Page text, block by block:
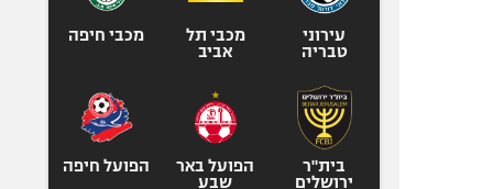
ספורט אולימפי
עירוני
טבריה
מכבי תל
אביב
מכבי חיפה
בית"ר
ירושלים
הפועל באר
שבע
הפועל חיפה